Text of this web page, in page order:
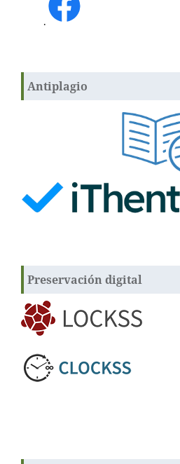
.
Antiplagio
Preservación digital